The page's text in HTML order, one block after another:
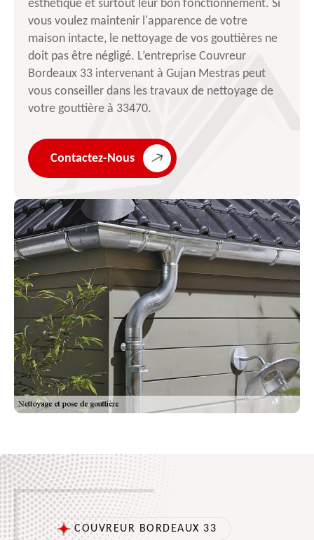
esthétique et surtout leur bon fonctionnement. Si
vous voulez maintenir l'apparence de votre
maison intacte, le nettoyage de vos gouttières ne
doit pas être négligé. L’entreprise Couvreur
Bordeaux 33 intervenant à Gujan Mestras peut
vous conseiller dans les travaux de nettoyage de
votre gouttière à 33470.
Contactez-Nous
COUVREUR BORDEAUX 33